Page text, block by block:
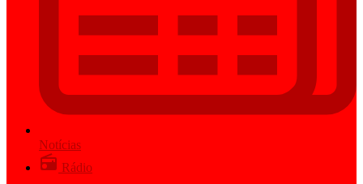
Notícias
Rádio